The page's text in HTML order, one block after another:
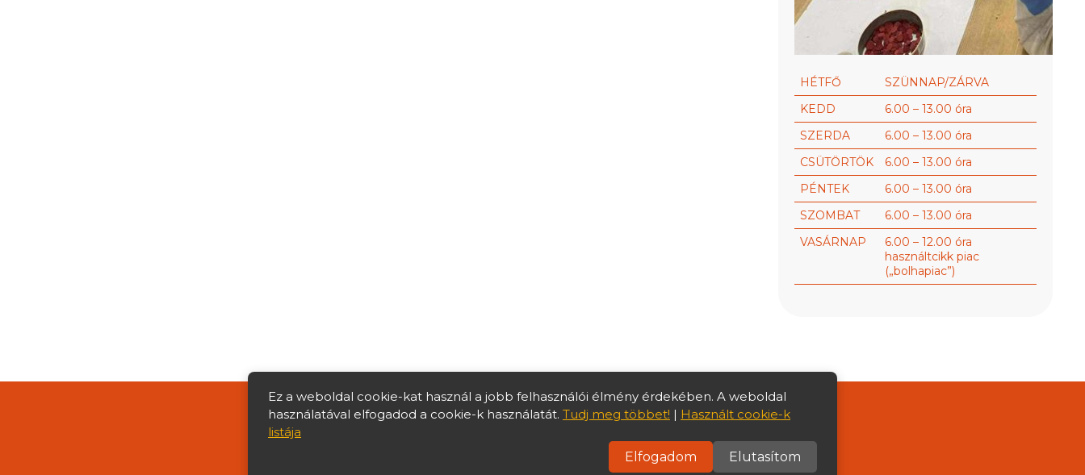
HÉTFŐ
SZÜNNAP/ZÁRVA
KEDD
6.00 – 13.00 óra
SZERDA
6.00 – 13.00 óra
CSÜTÖRTÖK
6.00 – 13.00 óra
PÉNTEK
6.00 – 13.00 óra
SZOMBAT
6.00 – 13.00 óra
VASÁRNAP
6.00 – 12.00 óra
használtcikk piac
(„bolhapiac”)
Közérdekű adatok Adatkezelési Tájékoztató
Ez a weboldal cookie-kat használ a jobb felhasználói élmény érdekében. A weboldal
használatával elfogadod a cookie-k használatát. Tudj meg többet! | Használt cookie-k
listája
Elfogadom
Elutasítom